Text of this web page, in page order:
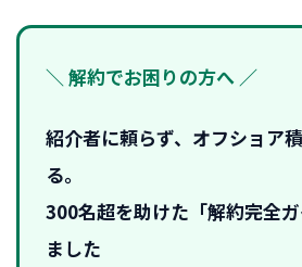
＼ 解約でお困りの方へ ／
紹介者に頼らず、オフショア
る。
300名超を助けた「解約完全
ました